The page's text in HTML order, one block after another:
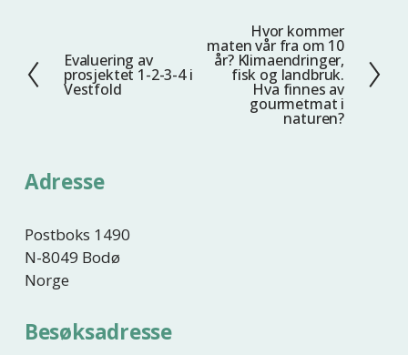
F
o
g
Evaluering av
prosjektet 1-2-3-4 i
Vestfold
e
Hvor kommer
maten vår fra om 10
år? Klimaendringer,
fisk og landbruk.
Hva finnes av
gourmetmat i
naturen?
Adresse
Postboks 1490
N-8049 Bodø
Norge
Besøksadresse